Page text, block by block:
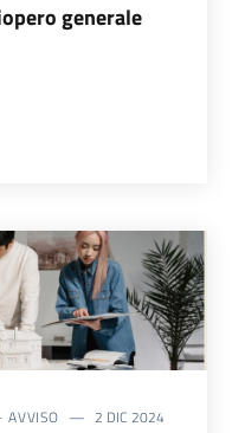
generale
2 DIC 2024